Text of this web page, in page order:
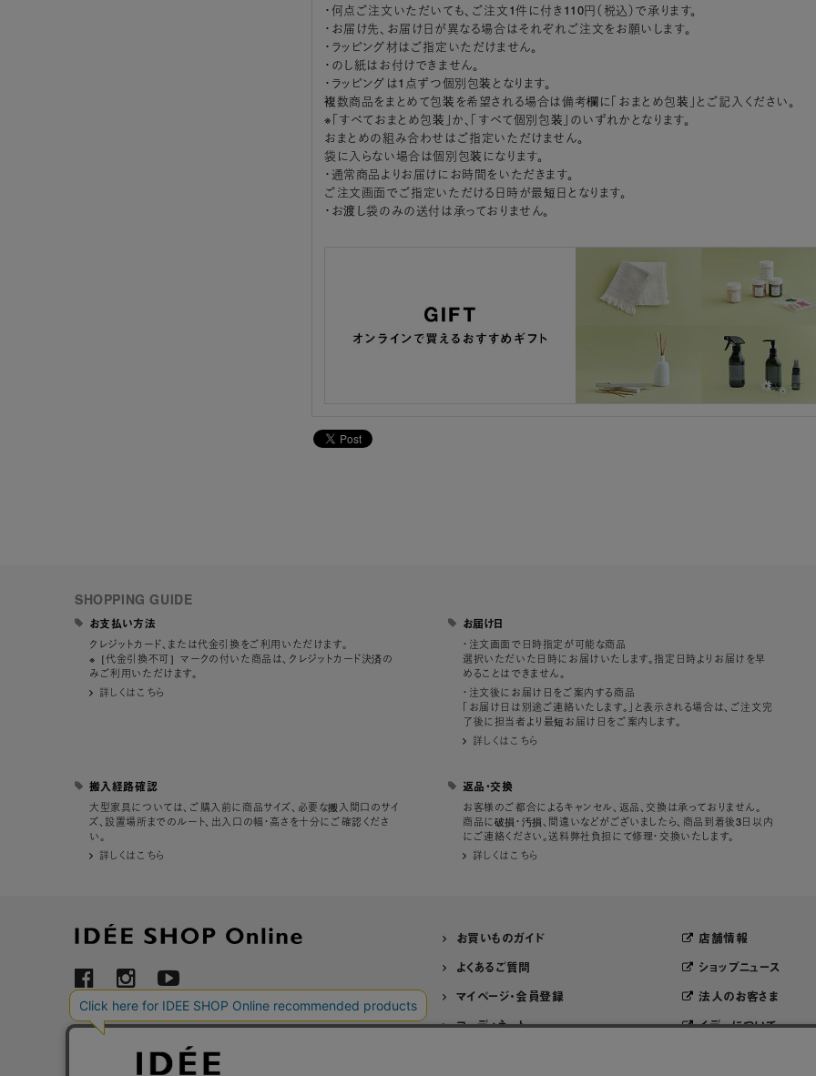
・何点ご注文いただいても、ご注文1件に付き110円（税込）で承ります。
・お届け先、お届け日が異なる場合はそれぞれご注文をお願いします。
・ラッピング材はご指定いただけません。
・のし紙はお付けできません。
・ラッピングは1点ずつ個別包装となります。
複数商品をまとめて包装を希望される場合は備考欄に「おまとめ包装」とご記入ください。
※「すべておまとめ包装」か、「すべて個別包装」のいずれかとなります。
おまとめの組み合わせはご指定いただけません。
袋に入らない場合は個別包装になります。
・通常商品よりお届けにお時間をいただきます。
ご注文画面でご指定いただける日時が最短日となります。
・お渡し袋のみの送付は承っておりません。
SHOPPING GUIDE
お支払い方法
クレジットカード、または代金引換をご利用いただけます。
※［代金引換不可］マークの付いた商品は、クレジットカード決済のみ
ご利用いただけます。
詳しくはこちら
お届け日
・注文画面で日時指定が可能な商品
選択いただいた日時にお届けいたします。指定日時よりお届けを早
めることはできません。
・注文後にお届け日をご案内する商品
「お届け日は別途ご連絡いたします。」と表示される場合は、ご注文完
了後に担当者より最短お届け日をご案内します。
詳しくはこちら
搬入経路確認
大型家具については、ご購入前に商品サイズ、必要な搬入間口のサイ
ズ、設置場所までのルート、出入口の幅・高さを十分にご確認くださ
い。
詳しくはこちら
返品・交換
お客様のご都合によるキャンセル、返品、交換は承っておりません。
商品に破損・汚損、間違いなどがございましたら、商品到着後3日以内
にご連絡ください。送料弊社負担にて修理・交換いたします。
詳しくはこちら
お買いものガイド
よくあるご質問
マイページ・会員登録
コーディネート
店舗情報
ショップニュース
法人のお客さま
イデーについて